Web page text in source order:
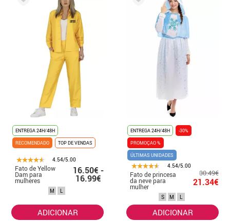
ENTREGA 24H/48H
RECOMENDADO
TOP DE VENDAS
4.54/5.00
Fato de Yellow
Dam para
mulheres
16.50€ -
16.99€
M L
ADICIONAR
ENTREGA 24H/48H
-30%
PROMOÇAO %
ÚLTIMAS UNIDADES
4.54/5.00
Fato de princesa
da neve para
mulher
30.49€
21.34€
S M L
ADICIONAR